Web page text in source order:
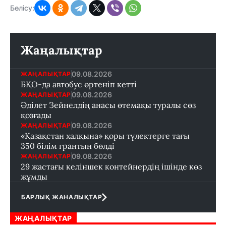
Бөлісу:
Жаңалықтар
ЖАҢАЛЫҚТАР 09.08.2026
БҚО-да автобус өртеніп кетті
ЖАҢАЛЫҚТАР 09.08.2026
Әділет Зейнелдің анасы өтемақы туралы сөз
қозғады
ЖАҢАЛЫҚТАР 09.08.2026
«Қазақстан халқына» қоры түлектерге тағы
350 білім грантын бөлді
ЖАҢАЛЫҚТАР 09.08.2026
29 жастағы келіншек контейнердің ішінде көз
жұмды
БАРЛЫҚ ЖАНАЛЫҚТАР
ЖАҢАЛЫҚТАР